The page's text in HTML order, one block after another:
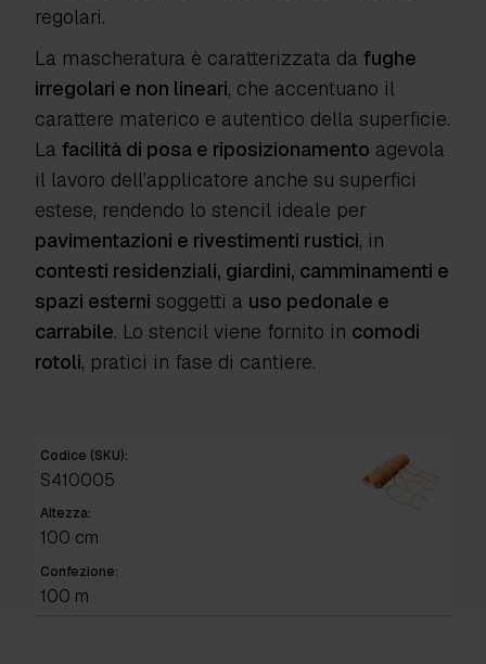
regolari.
La mascheratura è caratterizzata da fughe
irregolari e non lineari, che accentuano il
carattere materico e autentico della superficie.
La facilità di posa e riposizionamento agevola
il lavoro dell’applicatore anche su superfici
estese, rendendo lo stencil ideale per
pavimentazioni e rivestimenti rustici, in
contesti residenziali, giardini, camminamenti e
spazi esterni soggetti a uso pedonale e
carrabile. Lo stencil viene fornito in comodi
rotoli, pratici in fase di cantiere.
Codice (SKU):
S410005
Altezza:
100 cm
Confezione:
100 m